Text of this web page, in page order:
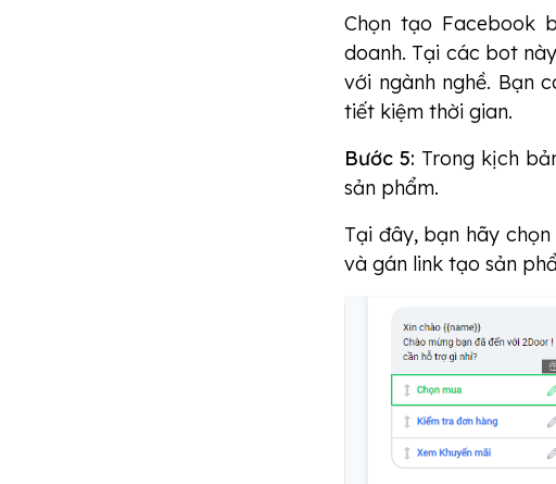
Chọn tạo Facebook
doanh. Tại các bot
với ngành nghề. Bạn
tiết kiệm thời gian.
Bước 5: Trong kịch
sản phẩm.
Tại đây, bạn hãy
và gán link tạo sản